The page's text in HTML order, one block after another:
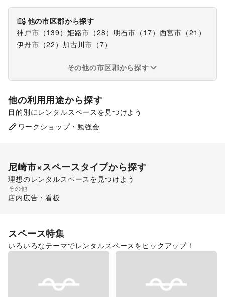
他の市区郡から探す
神戸市 （139 ） 姫路市 （28 ） 明石市 （ 17） 西宮市 （21 ）
伊丹市 （22 ） 加古川市 （7）
その他の市区郡から探す
他の利用用途から探す
目的別にレンタルスペースを見つけよう
ポップアップストア
販促イベント
ワークショップ・勉強会
尼崎市×スペースタイプから探す
理想のレンタルスペースを見つけよう
ショッピングモール
その他
店内広告・看板
スペース特集
いろいろなテーマでレンタルスペースをピックアップ！